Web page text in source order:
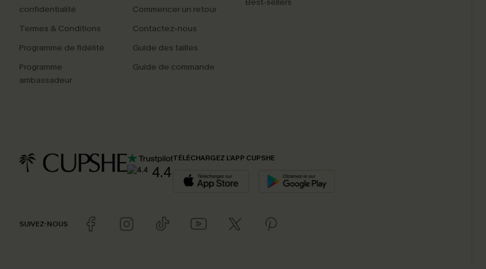
confidentialité
Termes & Conditions
Programme de fidélité
Programme
ambassadeur
Commencer un retour
Contactez-nous
Guide des tailles
Guide de commande
4.4
TÉLÉCHARGEZ L’APP CUPSHE
SUIVEZ-NOUS